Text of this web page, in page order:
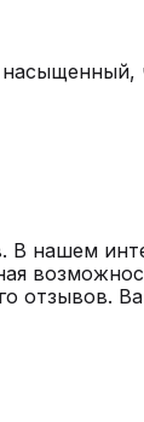
В нашем
отзывов.